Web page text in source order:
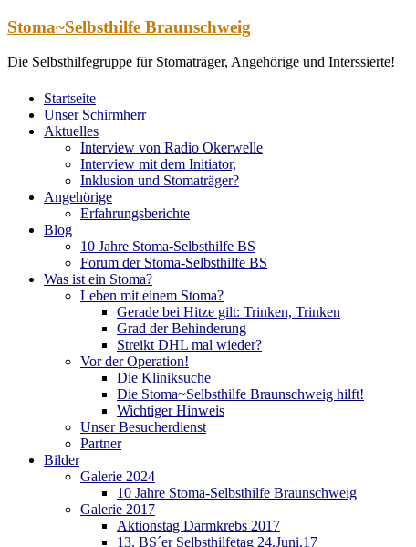
Zum
springen
Stoma~Selbsthilfe Braunschweig
Die Selbsthilfegruppe für Stomaträger, Angehörige und Interssierte!
Startseite
Unser Schirmherr
Aktuelles
Interview von Radio Okerwelle
Interview mit dem Initiator,
Inklusion und Stomaträger?
Angehörige
Erfahrungsberichte
Blog
10 Jahre Stoma-Selbsthilfe BS
Forum der Stoma-Selbsthilfe BS
Was ist ein Stoma?
Leben mit einem Stoma?
Gerade bei Hitze gilt: Trinken, Trinken
Grad der Behinderung
Streikt DHL mal wieder?
Vor der Operation!
Die Kliniksuche
Die Stoma~Selbsthilfe Braunschweig hilft!
Wichtiger Hinweis
Unser Besucherdienst
Partner
Bilder
Galerie 2024
10 Jahre Stoma-Selbsthilfe Braunschweig
Galerie 2017
Aktionstag Darmkrebs 2017
13. BS´er Selbsthilfetag 24.Juni.17